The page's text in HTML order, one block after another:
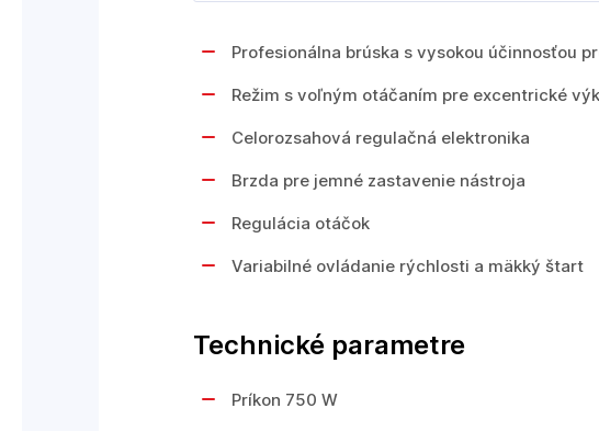
Profesionálna brúska s vysokou účinnosťou
Režim s voľným otáčaním pre excentrické
Celorozsahová regulačná elektronika
Brzda pre jemné zastavenie nástroja
Regulácia otáčok
Variabilné ovládanie rýchlosti a mäkký štart
Technické parametre
Príkon 750 W